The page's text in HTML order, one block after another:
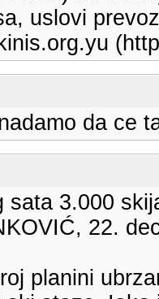
uslovi
da ce
sata 3.000
22.
planini